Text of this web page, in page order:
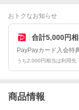
おトクなお知らせ
合計5,000円
PayPayカード入会特
うち2,000円相当は利用先
商品情報